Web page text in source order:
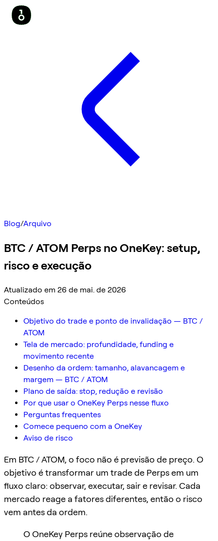
Blog/Arquivo
BTC / ATOM Perps no OneKey: setup,
risco e execução
Atualizado em 26 de mai. de 2026
Conteúdos
Objetivo do trade e ponto de invalidação — BTC /
ATOM
Tela de mercado: profundidade, funding e
movimento recente
Desenho da ordem: tamanho, alavancagem e
margem — BTC / ATOM
Plano de saída: stop, redução e revisão
Por que usar o OneKey Perps nesse fluxo
Perguntas frequentes
Comece pequeno com a OneKey
Aviso de risco
Em BTC / ATOM, o foco não é previsão de preço. O
objetivo é transformar um trade de Perps em um
fluxo claro: observar, executar, sair e revisar. Cada
mercado reage a fatores diferentes, então o risco
vem antes da ordem.
O OneKey Perps reúne observação de